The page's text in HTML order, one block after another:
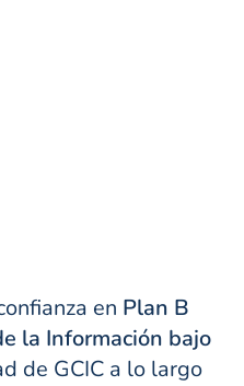
en Plan B
la Información bajo
de GCIC a lo largo